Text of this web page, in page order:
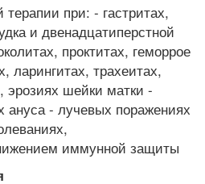
терапии при: - гастритах,
и двенадцатиперстной
проктитах, геморрое
ларингитах, трахеитах,
эрозиях шейки матки -
ануса - лучевых поражениях
иммунной защиты